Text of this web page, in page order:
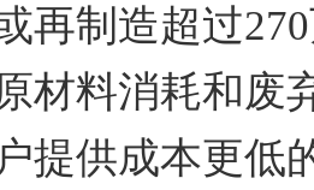
再制造超过
材料消耗和废
提供成本更低